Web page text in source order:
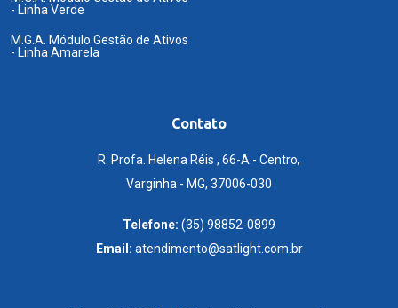
- Linha Verde
M.G.A. Módulo Gestão de Ativos
- Linha Amarela
Contato
R. Profa. Helena Réis , 66-A - Centro,
Varginha - MG, 37006-030
Telefone: (35) 98852-0899
Email: atendimento@satlight.com.br